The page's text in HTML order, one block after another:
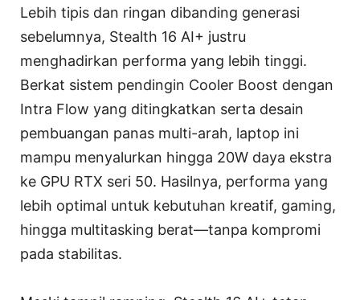
Lebih tipis dan ringan dibanding generasi
sebelumnya, Stealth 16 AI+ justru
menghadirkan performa yang lebih tinggi.
Berkat sistem pendingin Cooler Boost dengan
Intra Flow yang ditingkatkan serta desain
pembuangan panas multi-arah, laptop ini
mampu menyalurkan hingga 20W daya ekstra
ke GPU RTX seri 50. Hasilnya, performa yang
lebih optimal untuk kebutuhan kreatif, gaming,
hingga multitasking berat—tanpa kompromi
pada stabilitas.